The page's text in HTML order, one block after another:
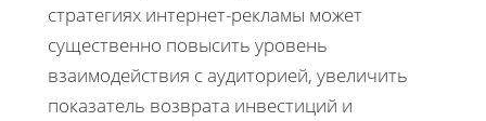
стратегиях интернет-рекламы может
существенно повысить уровень
взаимодействия с аудиторией, увеличить
показатель возврата инвестиций и